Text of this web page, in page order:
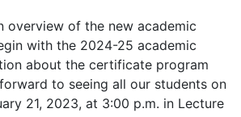
overview of the new academic
with the 2024-25 academic
about the certificate program
to seeing all our students on
21, 2023, at 3:00 p.m. in Lecture